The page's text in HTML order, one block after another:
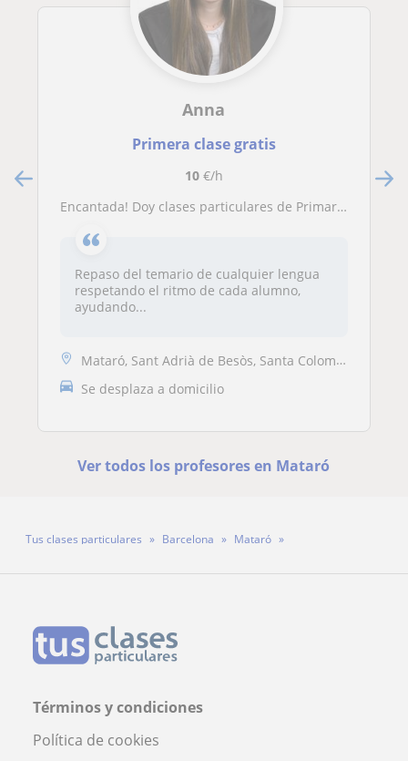
Anna
Primera clase gratis
10€/h
encantada! Doy clases particulares de Primaria y ESO de las lenguas y también de latín y griego. Cualquier cosa contactad conmingo!
Repaso del temario de cualquier lengua
respetando el ritmo de cada alumno,
ayudando...
Mataró, Sant Adrià de Besòs, Santa Coloma de Gramenet
Se desplaza a domicilio
Ver todos los profesores en Mataró
Tus clases particulares Barcelona
Mataró
Términos y condiciones
Política de cookies